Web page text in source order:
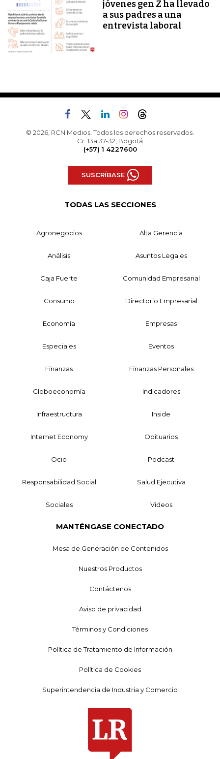
jóvenes gen Z ha llevado
a sus padres a una
entrevista laboral
© 2026, RCN Medios. Todos los derechos reservados.
Cr. 13a 37-32, Bogotá
(+57) 1 4227600
SUSCRÍBASE
TODAS LAS SECCIONES
Agronegocios Alta Gerencia
Análisis Asuntos Legales
Caja Fuerte Comunidad Empresarial
Consumo Directorio Empresarial
Economía Empresas
Especiales Eventos
Finanzas Finanzas Personales
Globoeconomía Indicadores
Infraestructura Inside
Internet Economy Obituarios
Ocio Podcast
Responsabilidad Social Salud Ejecutiva
Sociales Videos
MANTÉNGASE CONECTADO
Mesa de Generación de Contenidos
Nuestros Productos
Contáctenos
Aviso de privacidad
Términos y Condiciones
Política de Tratamiento de Información
Política de Cookies
Superintendencia de Industria y Comercio